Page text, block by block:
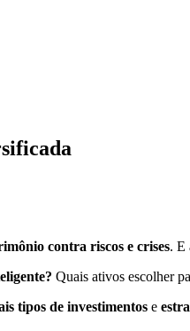
contra riscos e crises. E
Quais ativos escolher
tipos de investimentos e